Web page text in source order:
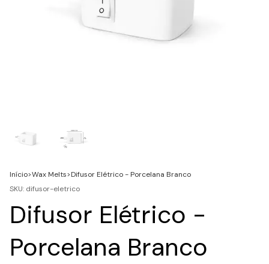
Início>Wax Melts>Difusor Elétrico - Porcelana Branco
SKU: difusor-eletrico
Difusor Elétrico -
Porcelana Branco